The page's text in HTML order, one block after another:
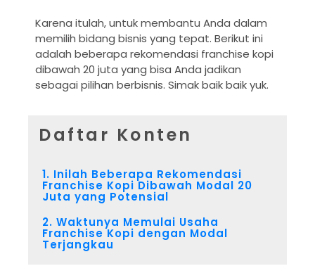
Karena itulah, untuk membantu Anda dalam
memilih bidang bisnis yang tepat. Berikut ini
adalah beberapa rekomendasi franchise kopi
dibawah 20 juta yang bisa Anda jadikan
sebagai pilihan berbisnis. Simak baik baik yuk.
Daftar Konten
1. Inilah Beberapa Rekomendasi
Franchise Kopi Dibawah Modal 20
Juta yang Potensial
2. Waktunya Memulai Usaha
Franchise Kopi dengan Modal
Terjangkau